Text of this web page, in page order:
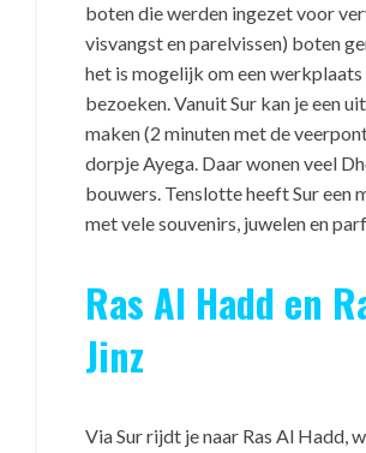
boten die werden ingezet voor
visvangst en parelvissen) boten
het is mogelijk om een
bezoeken. Vanuit Sur kan je een
maken (2 minuten met de
dorpje Ayega. Daar wonen veel
bouwers. Tenslotte heeft Sur een
met vele souvenirs, juwelen en
Ras Al Hadd en
Jinz
Via Sur rijdt je naar Ras Al Hadd,